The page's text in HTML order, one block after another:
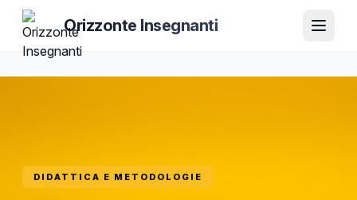
Orizzonte Insegnanti
DIDATTICA E METODOLOGIE